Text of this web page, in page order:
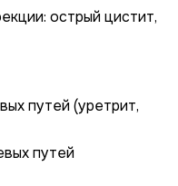
острый цистит,
путей (уретрит,
путей